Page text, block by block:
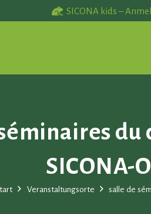
SICONA kids –
SICONA-
Veranstaltungsorte salle de